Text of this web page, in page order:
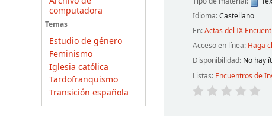
computadora
Temas
Estudio de género
Feminismo
Iglesia católica
Tardofranquismo
Transición española
Idioma:Castellano
En:Actas del IX
Acceso en línea: Haga
Disponibilidad: No hay
Listas: Encuentros de